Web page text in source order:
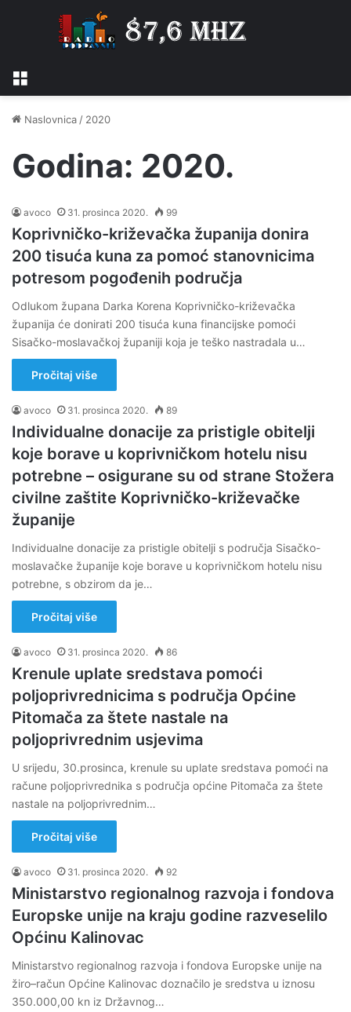
Naslovnica / 2020
Godina: 2020.
avoco 31. prosinca 2020. 99
Koprivničko-križevačka županija donira
200 tisuća kuna za pomoć stanovnicima
potresom pogođenih područja
Odlukom župana Darka Korena Koprivničko-križevačka
županija će donirati 200 tisuća kuna financijske pomoći
Sisačko-moslavačkoj županiji koja je teško nastradala u…
Pročitaj više
avoco 31. prosinca 2020. 89
Individualne donacije za pristigle obitelji
koje borave u koprivničkom hotelu nisu
potrebne – osigurane su od strane Stožera
civilne zaštite Koprivničko-križevačke
županije
Individualne donacije za pristigle obitelji s područja Sisačko-
moslavačke županije koje borave u koprivničkom hotelu nisu
potrebne, s obzirom da je…
Pročitaj više
avoco 31. prosinca 2020. 86
Krenule uplate sredstava pomoći
poljoprivrednicima s područja Općine
Pitomača za štete nastale na
poljoprivrednim usjevima
U srijedu, 30.prosinca, krenule su uplate sredstava pomoći na
račune poljoprivrednika s područja općine Pitomača za štete
nastale na poljoprivrednim…
Pročitaj više
avoco 31. prosinca 2020. 92
Ministarstvo regionalnog razvoja i fondova
Europske unije na kraju godine razveselilo
Općinu Kalinovac
Ministarstvo regionalnog razvoja i fondova Europske unije na
žiro–račun Općine Kalinovac doznačilo je sredstva u iznosu
350.000,00 kn iz Državnog…